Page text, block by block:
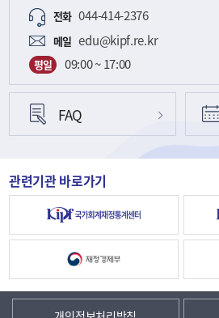
전화 044-414-2376
메일 edu@kipf.re.kr
평일 09:00 ~ 17:00
FAQ
관련기관 바로가기